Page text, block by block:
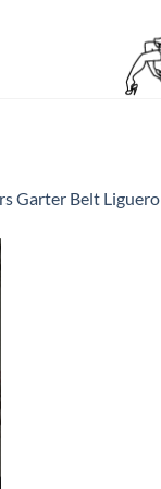
Garter Belt Liguero